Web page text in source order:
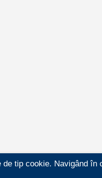
tip cookie. Navigând